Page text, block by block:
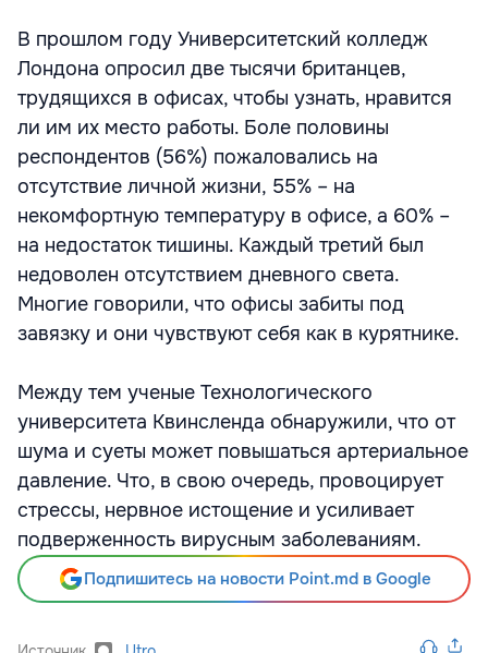
В прошлом году Университетский колледж
Лондона опросил две тысячи британцев,
трудящихся в офисах, чтобы узнать, нравится
ли им их место работы. Боле половины
респондентов (56%) пожаловались на
отсутствие личной жизни, 55% – на
некомфортную температуру в офисе, а 60% –
на недостаток тишины. Каждый третий был
недоволен отсутствием дневного света.
Многие говорили, что офисы забиты под
завязку и они чувствуют себя как в курятнике.
Между тем ученые Технологического
университета Квинсленда обнаружили, что от
шума и суеты может повышаться артериальное
давление. Что, в свою очередь, провоцирует
стрессы, нервное истощение и усиливает
подверженность вирусным заболеваниям.
Подпишитесь на новости Point.md в Google